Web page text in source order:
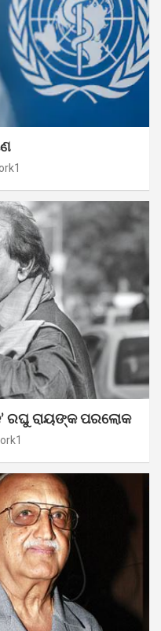
ରଘୁ ରାୟଙ୍କ ପରଲୋକ